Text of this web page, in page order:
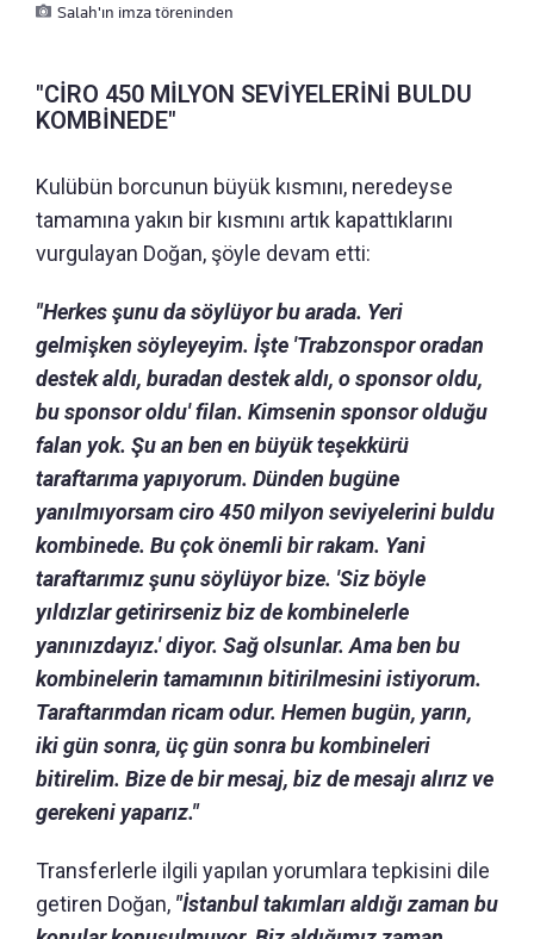
Salah'ın imza töreninden
"CİRO 450 MİLYON SEVİYELERİNİ BULDU
KOMBİNEDE"
Kulübün borcunun büyük kısmını, neredeyse
tamamına yakın bir kısmını artık kapattıklarını
vurgulayan Doğan, şöyle devam etti:
"Herkes şunu da söylüyor bu arada. Yeri
gelmişken söyleyeyim. İşte 'Trabzonspor oradan
destek aldı, buradan destek aldı, o sponsor oldu,
bu sponsor oldu' filan. Kimsenin sponsor olduğu
falan yok. Şu an ben en büyük teşekkürü
taraftarıma yapıyorum. Dünden bugüne
yanılmıyorsam ciro 450 milyon seviyelerini buldu
kombinede. Bu çok önemli bir rakam. Yani
taraftarımız şunu söylüyor bize. 'Siz böyle
yıldızlar getirirseniz biz de kombinelerle
yanınızdayız.' diyor. Sağ olsunlar. Ama ben bu
kombinelerin tamamının bitirilmesini istiyorum.
Taraftarımdan ricam odur. Hemen bugün, yarın,
iki gün sonra, üç gün sonra bu kombineleri
bitirelim. Bize de bir mesaj, biz de mesajı alırız ve
gerekeni yaparız."
Transferlerle ilgili yapılan yorumlara tepkisini dile
getiren Doğan, "İstanbul takımları aldığı zaman bu